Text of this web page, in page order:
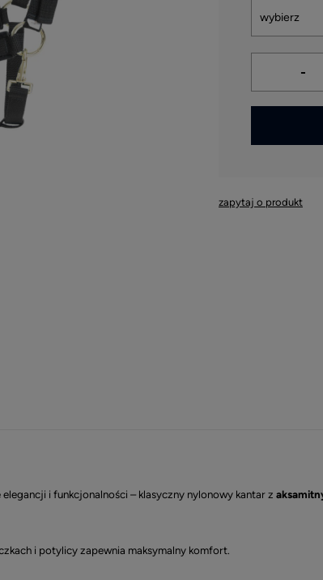
-
zapytaj o produkt
elegancji i funkcjonalności – klasyczny nylonowy kantar z
i potylicy zapewnia maksymalny komfort.